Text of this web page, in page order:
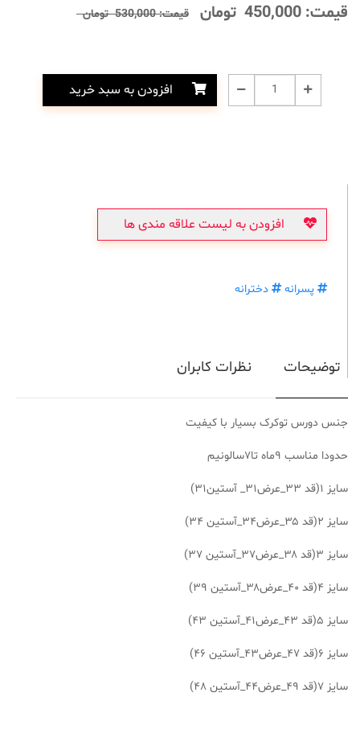
قیمت: 450,000 تومان قیمت:530,000تومان
افزودن به سبد خرید
افزودن به لیست علاقه مندی ها
پسرانه دخترانه
توضیحات نظرات کابران
جنس دورس توکرک بسیار با کیفیت
حدودا مناسب ۹ماه تا۷سالونیم
سایز ۱(قد ۳۳_عرض۳۱_ آستین۳۱)
سایز ۲(قد ۳۵_عرض۳۴_آستین ۳۴)
سایز ۳(قد ۳۸_عرض۳۷_آستین ۳۷)
سایز ۴(قد ۴۰_عرض۳۸_آستین ۳۹)
سایز ۵(قد ۴۳_عرض۴۱_آستین ۴۳)
سایز ۶(قد ۴۷_عرض۴۳_آستین ۴۶)
سایز ۷(قد ۴۹_عرض۴۴_آستین ۴۸)